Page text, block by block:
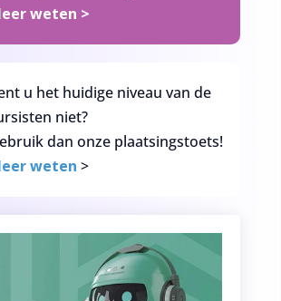
weten >
u het huidige niveau van de
niet?
dan onze plaatsingstoets!
weten >